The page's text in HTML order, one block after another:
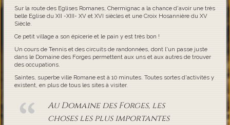
Sur la route des Eglises Romanes, Chermignac a la chance d'avoir une très
belle Eglise du XII -XIII- XV et XVI siècles et une Croix Hosannière du XV
Siècle.
Ce petit village a son épicerie et le pain y est très bon !
Un cours de Tennis et des circuits de randonnées, dont l'un passe juste
dans le Domaine des Forges permettent aux uns et aux autres de trouver
des occupations.
Saintes, superbe ville Romane est à 10 minutes. Toutes sortes d'activités y
existent, en plus de tous les sites à visiter.
Au Domaine des Forges, les
choses les plus importantes